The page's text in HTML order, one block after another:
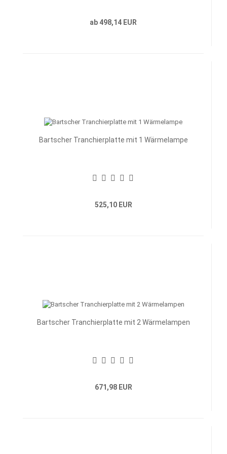
ab 498,14 EUR
Bartscher Tranchierplatte mit 1 Wärmelampe
525,10 EUR
Bartscher Tranchierplatte mit 2 Wärmelampen
671,98 EUR